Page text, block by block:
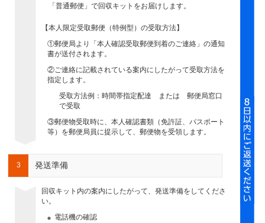
「普通郵便」で回収キットをお届けします。
【本人限定受取郵便（特例型）の受取方法】
①郵便局より「本人確認受取郵便到着のご連絡」の通知
書が送付されます。
②ご連絡に記載されている案内にしたがって受取方法を
指定します。
受取方法例：時間帯指定配達 または 郵便局窓口
で受取
③郵便物受取時に、本人確認書類（免許証、パスポート
等）を郵便局員に提示して、郵便物を受領します。
3 発送準備
回収キット内の案内にしたがって、発送準備をしてくださ
い。
電話機の確認